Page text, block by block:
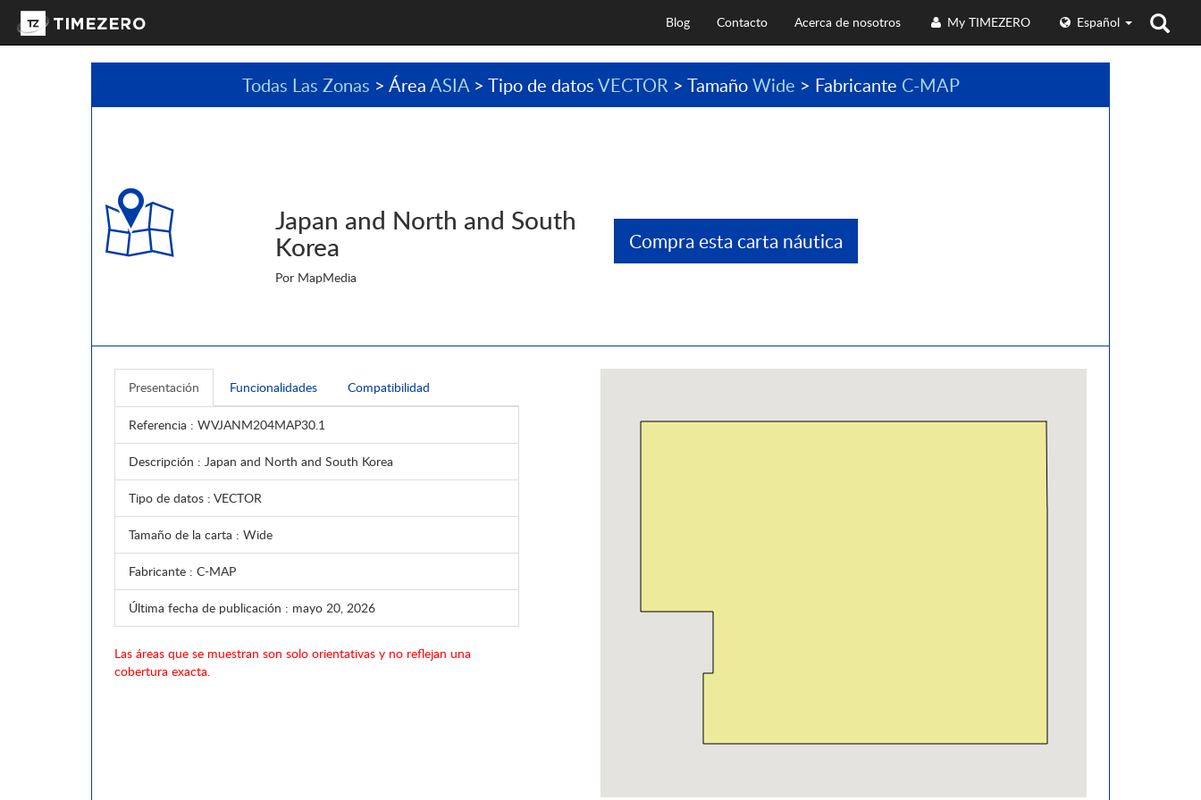
Español
My TIMEZERO
Acerca de nosotros
Contacto
Blog
Todas Las Zonas > ÁreaASIA> Tipo de datosVECTOR> TamañoWide > Fabricante C-MAP
Japan and North and South
Korea
Por MapMedia
Compra esta carta náutica
Presentación Funcionalidades Compatibilidad
Referencia : WVJANM204MAP30.1
Descripción : Japan and North and South Korea
Tipo de datos : VECTOR
Tamaño de la carta : Wide
Fabricante : C-MAP
Última fecha de publicación : mayo 20, 2026
Las áreas que se muestran son solo orientativas y no reflejan una
cobertura exacta.